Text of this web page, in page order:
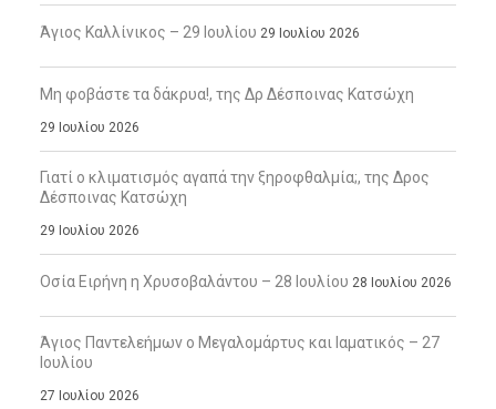
Άγιος Καλλίνικος – 29 Ιουλίου 29 Ιουλίου 2026
Μη φοβάστε τα δάκρυα!, της Δρ Δέσποινας Κατσώχη
29 Ιουλίου 2026
Γιατί ο κλιματισμός αγαπά την ξηροφθαλμία;, της Δρος
Δέσποινας Κατσώχη
29 Ιουλίου 2026
Οσία Ειρήνη η Χρυσοβαλάντου – 28 Ιουλίου 28 Ιουλίου 2026
Άγιος Παντελεήμων ο Μεγαλομάρτυς και Ιαματικός – 27
Ιουλίου
27 Ιουλίου 2026